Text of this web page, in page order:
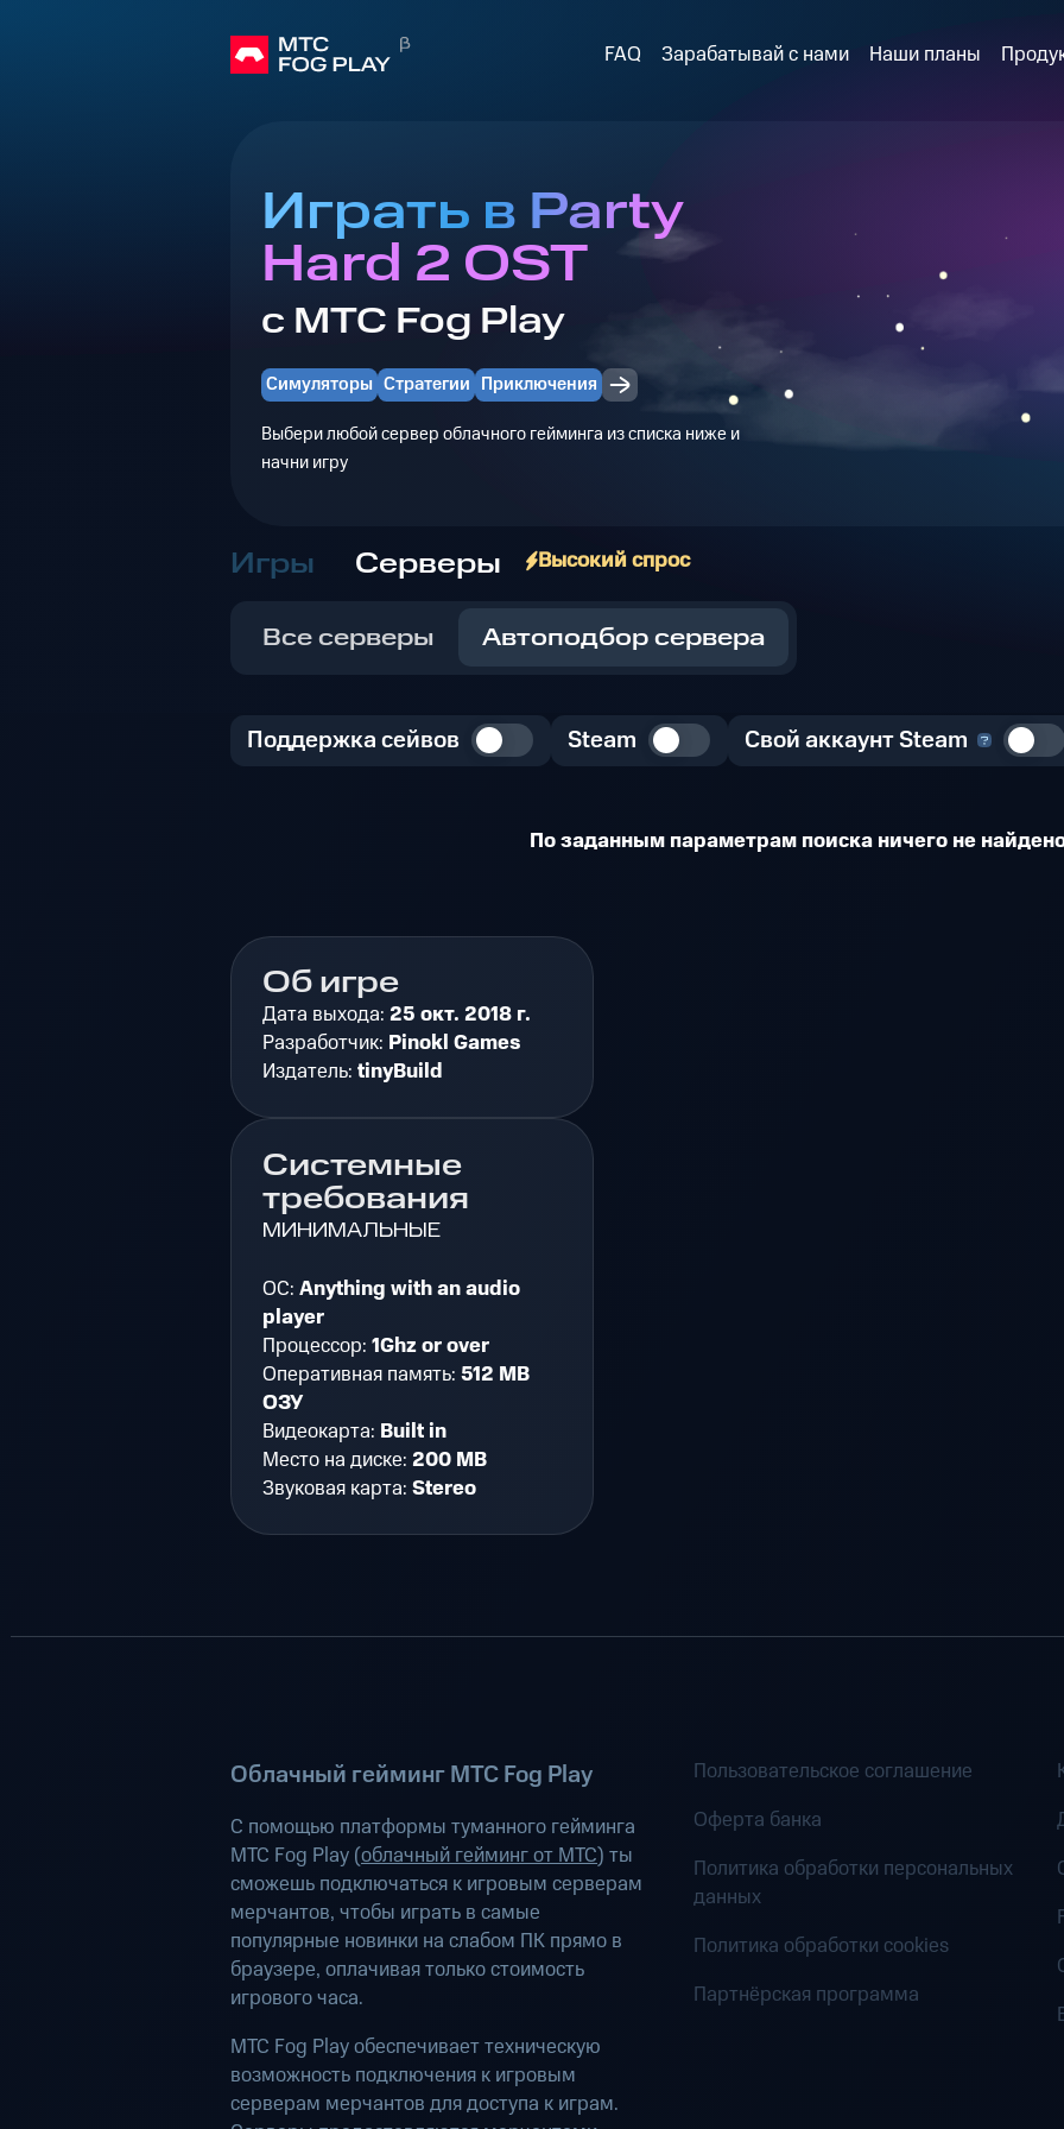
FAQ Зарабатывай с нами Наши планы
Играть в Party
Hard 2 OST
с МТС Fog Play
Симуляторы Стратегии Приключения
Выбери любой сервер облачного гейминга из списка ниже и
начни игру
Игры Серверы Высокий спрос
Все серверы Автоподбор сервера
Поддержка сейвов Steam Свой аккаунт Steam
По заданным параметрам поиска ничего не
Об игре
Дата выхода: 25 окт. 2018 г.
Разработчик: Pinokl Games
Издатель: tinyBuild
Системные
требования
МИНИМАЛЬНЫЕ
ОС: Anything with an audio
player
Процессор: 1Ghz or over
Оперативная память: 512 MB
ОЗУ
Видеокарта: Built in
Место на диске: 200 MB
Звуковая карта: Stereo
Облачный гейминг МТС Fog Play
С помощью платформы туманного гейминга
МТС Fog Play (облачный гейминг от МТС) ты
сможешь подключаться к игровым серверам
мерчантов, чтобы играть в самые
популярные новинки на слабом ПК прямо в
браузере, оплачивая только стоимость
игрового часа.
МТС Fog Play обеспечивает техническую
возможность подключения к игровым
серверам мерчантов для доступа к играм.
Пользовательское соглашение
Оферта банка
Политика обработки персональных
данных
Политика обработки cookies
Партнёрская программа